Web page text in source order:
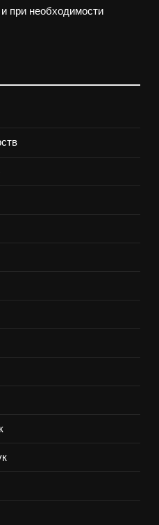
при необходимости